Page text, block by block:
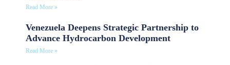
Read More »
Venezuela Deepens Strategic Partnership to
Advance Hydrocarbon Development
Read More »